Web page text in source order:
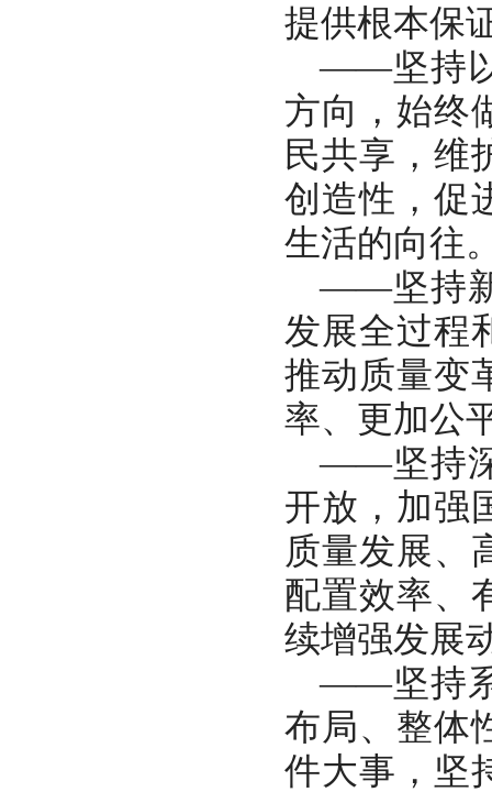
提供根本保
——坚持以
方向，始终
民共享，维
创造性，促
生活的向往
——坚持新
发展全过程
推动质量变
率、更加公
——坚持深
开放，加强
质量发展、
配置效率、
续增强发展
——坚持系
布局、整体
件大事，坚